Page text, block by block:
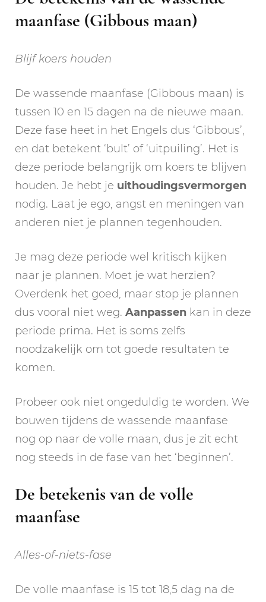
maanfase (Gibbous maan)
Blijf koers houden
De wassende maanfase (Gibbous maan) is
tussen 10 en 15 dagen na de nieuwe maan.
Deze fase heet in het Engels dus ‘Gibbous’,
en dat betekent ‘bult’ of ‘uitpuiling’. Het is
deze periode belangrijk om koers te blijven
houden. Je hebt je uithoudingsvermorgen
nodig. Laat je ego, angst en meningen van
anderen niet je plannen tegenhouden.
Je mag deze periode wel kritisch kijken
naar je plannen. Moet je wat herzien?
Overdenk het goed, maar stop je plannen
dus vooral niet weg. Aanpassen kan in deze
periode prima. Het is soms zelfs
noodzakelijk om tot goede resultaten te
komen.
Probeer ook niet ongeduldig te worden. We
bouwen tijdens de wassende maanfase
nog op naar de volle maan, dus je zit echt
nog steeds in de fase van het ‘beginnen’.
De betekenis van de volle
maanfase
Alles-of-niets-fase
De volle maanfase is 15 tot 18,5 dag na de